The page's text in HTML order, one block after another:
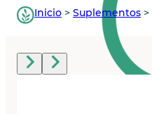
Inicio > Suplementos >